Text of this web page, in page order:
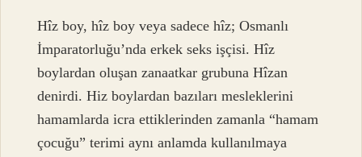
Hîz boy, hîz boy veya sadece hîz; Osmanlı
İmparatorluğu’nda erkek seks işçisi. Hîz
boylardan oluşan zanaatkar grubuna Hîzan
denirdi. Hiz boylardan bazıları mesleklerini
hamamlarda icra ettiklerinden zamanla “hamam
çocuğu” terimi aynı anlamda kullanılmaya